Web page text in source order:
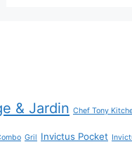
& Jardin Chef Tony
Gril Invictus Pocket